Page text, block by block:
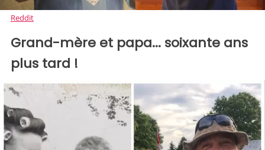
Reddit
Grand-mère et papa... soixante ans
plus tard !